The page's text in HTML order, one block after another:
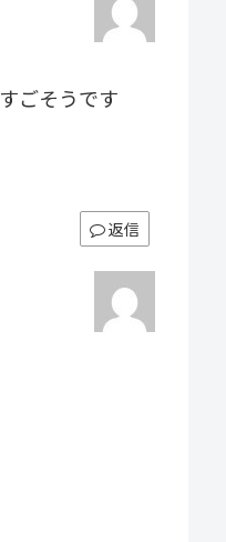
ごそうです
返信